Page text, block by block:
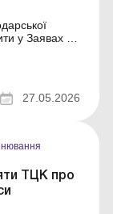
у Заявах за
у випадку
27.05.2026
ТЦК про